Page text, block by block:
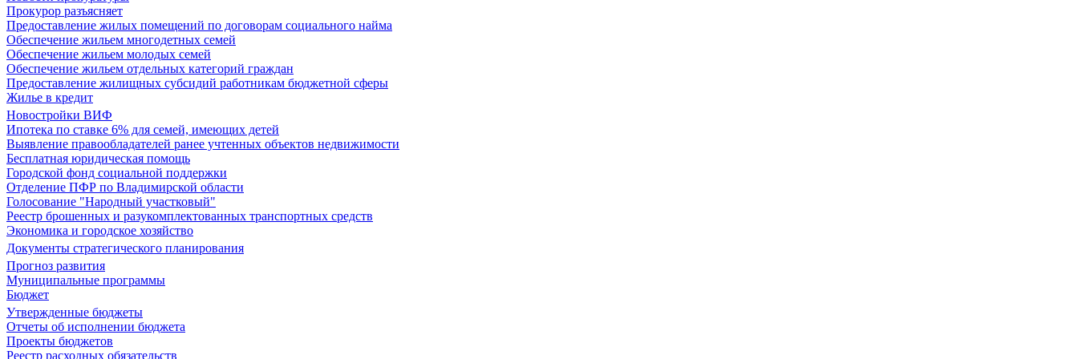
Прокурор разъясняет
Предоставление жилых помещений по договорам социального найма
Обеспечение жильем многодетных семей
Обеспечение жильем молодых семей
Обеспечение жильем отдельных категорий граждан
Предоставление жилищных субсидий работникам бюджетной сферы
Жилье в кредит
Новостройки ВИФ
Ипотека по ставке 6% для семей, имеющих детей
Выявление правообладателей ранее учтенных объектов недвижимости
Бесплатная юридическая помощь
Городской фонд социальной поддержки
Отделение ПФР по Владимирской области
Голосование "Народный участковый"
Реестр брошенных и разукомплектованных транспортных средств
Экономика и городское хозяйство
Документы стратегического планирования
Прогноз развития
Муниципальные программы
Бюджет
Утвержденные бюджеты
Отчеты об исполнении бюджета
Проекты бюджетов
Реестр расходных обязательств